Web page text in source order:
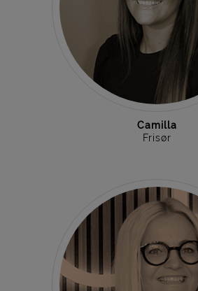
Camilla
Frisør